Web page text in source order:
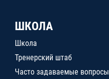
ШКОЛА
Школа
Тренерский штаб
Часто задаваемые вопросы